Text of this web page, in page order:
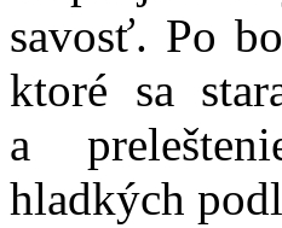
savosť. Po
ktoré sa
a
hladkých